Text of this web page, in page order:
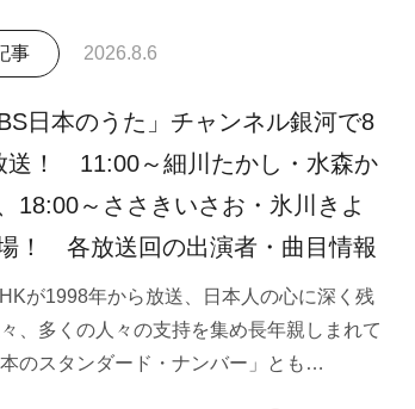
事 2026.8.6
日本のうた」チャンネル銀河で8
送！ 11:00～細川たかし・水森か
18:00～ささきいさお・氷川きよ
！ 各放送回の出演者・曲目情報
が1998年から放送、日本人の心に深く残
、多くの人々の支持を集め長年親しまれて
のスタンダード・ナンバー」とも…